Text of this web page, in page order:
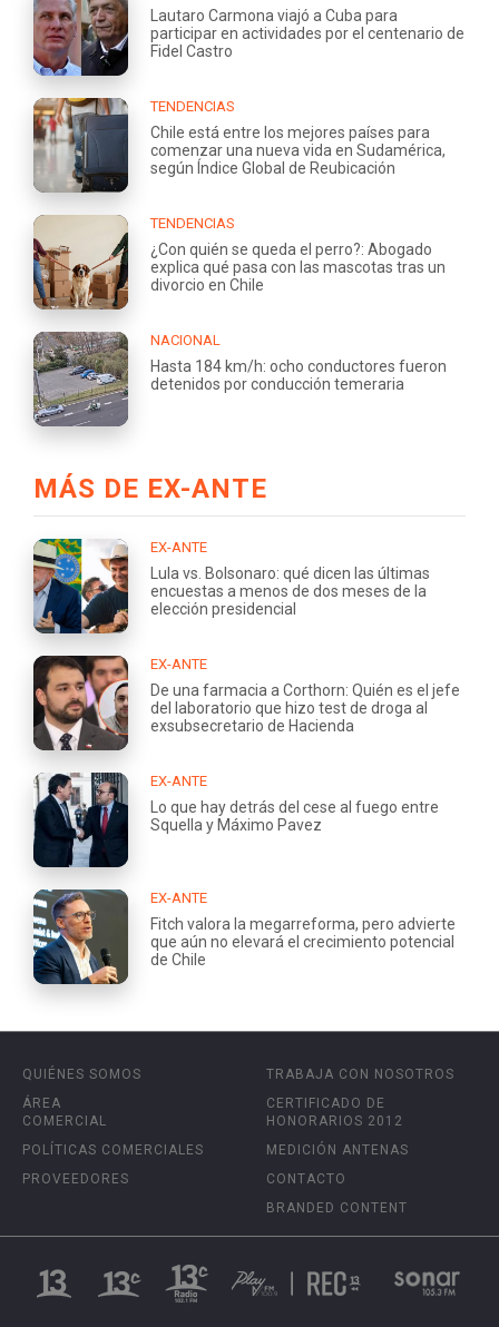
Lautaro Carmona viajó a Cuba para
participar en actividades por el centenario de
Fidel Castro
TENDENCIAS
Chile está entre los mejores países para
comenzar una nueva vida en Sudamérica,
según Índice Global de Reubicación
TENDENCIAS
¿Con quién se queda el perro?: Abogado
explica qué pasa con las mascotas tras un
divorcio en Chile
NACIONAL
Hasta 184 km/h: ocho conductores fueron
detenidos por conducción temeraria
MÁS DE EX-ANTE
EX-ANTE
Lula vs. Bolsonaro: qué dicen las últimas
encuestas a menos de dos meses de la
elección presidencial
EX-ANTE
De una farmacia a Corthorn: Quién es el jefe
del laboratorio que hizo test de droga al
exsubsecretario de Hacienda
EX-ANTE
Lo que hay detrás del cese al fuego entre
Squella y Máximo Pavez
EX-ANTE
Fitch valora la megarreforma, pero advierte
que aún no elevará el crecimiento potencial
de Chile
QUIÉNES SOMOS
ÁREA
COMERCIAL
POLÍTICAS COMERCIALES
PROVEEDORES
TRABAJA CON NOSOTROS
CERTIFICADO DE
HONORARIOS 2012
MEDICIÓN ANTENAS
CONTACTO
BRANDED CONTENT